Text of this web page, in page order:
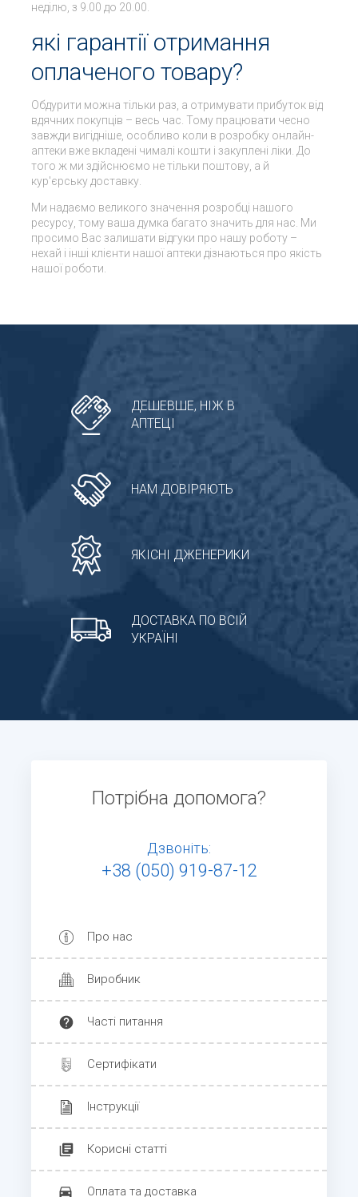
неділю, з 9.00 до 20.00.
які гарантії отримання
оплаченого товару?
Обдурити можна тільки раз, а отримувати прибуток від
вдячних покупців – весь час. Тому працювати чесно
завжди вигідніше, особливо коли в розробку онлайн-
аптеки вже вкладені чималі кошти і закуплені ліки. До
того ж ми здійснюємо не тільки поштову, а й
кур'єрську доставку.
Ми надаємо великого значення розробці нашого
ресурсу, тому ваша думка багато значить для нас. Ми
просимо Вас залишати відгуки про нашу роботу –
нехай і інші клієнти нашої аптеки дізнаються про якість
нашої роботи.
ДЕШЕВШЕ, НІЖ В
АПТЕЦІ
НАМ ДОВІРЯЮТЬ
ЯКІСНІ ДЖЕНЕРИКИ
ДОСТАВКА ПО ВСІЙ
УКРАЇНІ
Потрібна допомога?
Дзвоніть:
+38 (050) 919-87-12
Про нас
Виробник
Часті питання
Сертифікати
Інструкції
Корисні статті
Оплата та доставка